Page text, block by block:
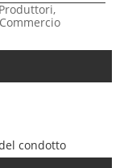
condotto